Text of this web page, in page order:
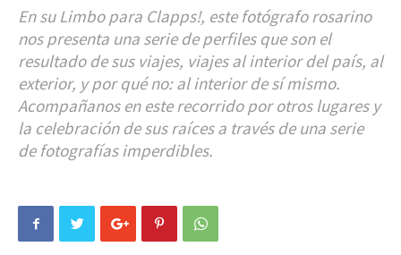
En su Limbo para Clapps!, este fotógrafo rosarino
nos presenta una serie de perfiles que son el
resultado de sus viajes, viajes al interior del país, al
exterior, y por qué no: al interior de sí mismo.
Acompañanos en este recorrido por otros lugares y
la celebración de sus raíces a través de una serie
de fotografías imperdibles.